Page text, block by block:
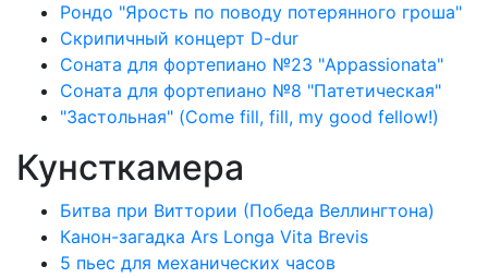
Рондо "Ярость по поводу потерянного гроша"
Скрипичный концерт D-dur
Соната для фортепиано №23 "Appassionata"
Соната для фортепиано №8 "Патетическая"
"Застольная" (Come fill, fill, my good fellow!)
Кунсткамера
Битва при Виттории (Победа Веллингтона)
Канон-загадка Ars Longa Vita Brevis
5 пьес для механических часов